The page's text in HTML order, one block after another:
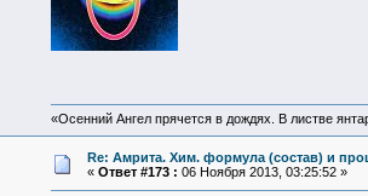
«Осенний Ангел прячется в дождях. В листве
Re: Амрита. Хим. формула (состав) и
« Ответ #173 : 06 Ноября 2013, 03:25:52 »